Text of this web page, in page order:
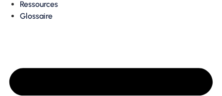
Ressources
Glossaire